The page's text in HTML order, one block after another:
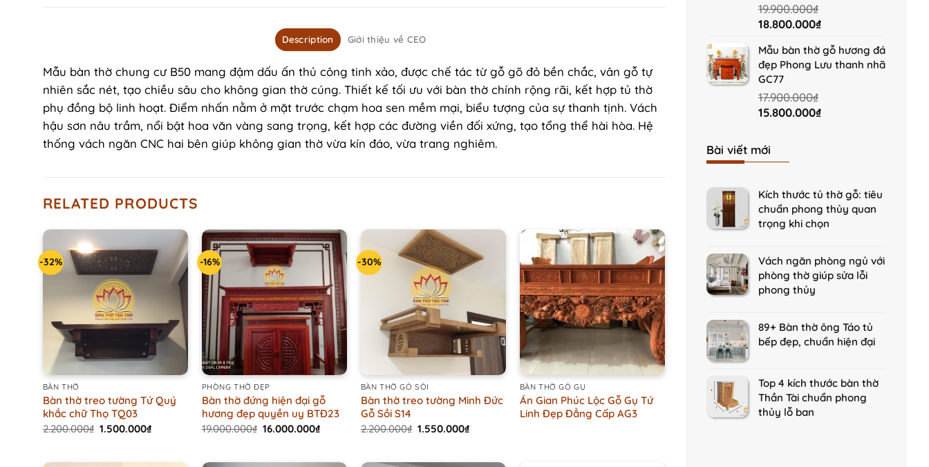
19.900.000₫
Original
was:
19.900.000₫.
18.800.000₫Current
is:
18.800.000₫.
Mẫu bàn thờ gỗ hương đá
đẹp Phong Lưu thanh nhã
GC77
17.900.000₫
Original
was:
17.900.000₫.
15.800.000₫Current
Bài viết mới
Kích thước tủ thờ gỗ: tiêu
chuẩn phong thủy quan
trọng khi chọn
Vách ngăn phòng ngủ với
phòng thờ giúp sửa lỗi
phong thủy
89+ Bàn thờ ông Táo tủ
bếp đẹp, chuẩn hiện đại
Top 4 kích thước bàn thờ
Thần Tài chuẩn phong
thủy lỗ ban
Description Giới thiệu về CEO
Mẫu bàn thờ chung cư B50 mang đậm dấu ấn thủ công tinh xảo, được chế tác từ gỗ gõ đỏ bền chắc, vân gỗ tự
nhiên sắc nét, tạo chiều sâu cho không gian thờ cúng. Thiết kế tối ưu với bàn thờ chính rộng rãi, kết hợp tủ thờ
phụ đồng bộ linh hoạt. Điểm nhấn nằm ở mặt trước chạm hoa sen mềm mại, biểu tượng của sự thanh tịnh. Vách
hậu sơn nâu trầm, nổi bật hoa văn vàng sang trọng, kết hợp các đường viền đối xứng, tạo tổng thể hài hòa. Hệ
thống vách ngăn CNC hai bên giúp không gian thờ vừa kín đáo, vừa trang nghiêm.
RELATED PRODUCTS
-32%
BÀN THỜ
Bàn thờ treo tường Tứ Quý
khắc chữ Thọ TQ03
2.200.000₫ Original
2.200.000₫.
1.500.000₫Current
1.500.000₫.
-16%
+
PHÒNG THỜ ĐẸP
Bàn thờ đứng hiện đại gỗ
hương đẹp quyền uy BTĐ23
19.000.000₫ Original
19.000.000₫.
16.000.000₫Current
16.000.000₫.
-30%
BÀN THỜ GỖ SỒI
Bàn thờ treo tường Minh Đức
Gỗ Sồi S14
2.200.000₫ Original
2.200.000₫.
1.550.000₫Current
1.550.000₫.
+
BÀN THỜ GỖ GỤ
Án Gian Phúc Lộc Gỗ Gụ Tứ
Linh Đẹp Đẳng Cấp AG3